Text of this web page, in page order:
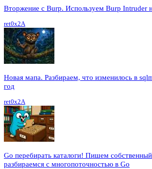
Вторжение с Burp. Используем Burp Intruder
ret0x2A
Новая мапа. Разбираем, что изменилось в
год
ret0x2A
Go перебирать каталоги! Пишем
разбираемся с многопоточностью в Go